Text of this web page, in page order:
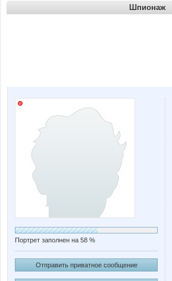
Шпионаж
Портрет заполнен на 58 %
Отправить приватное сообщение